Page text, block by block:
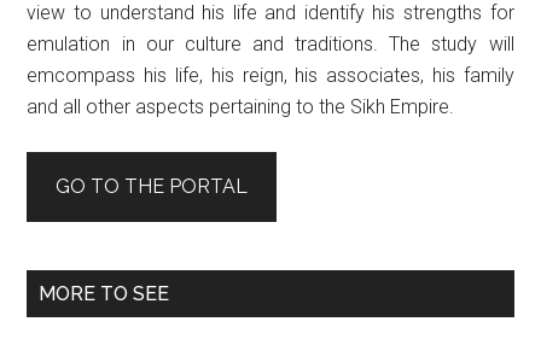
view to understand his life and identify his strengths for
emulation in our culture and traditions. The study will
emcompass his life, his reign, his associates, his family
and all other aspects pertaining to the Sikh Empire.
GO TO THE PORTAL
MORE TO SEE